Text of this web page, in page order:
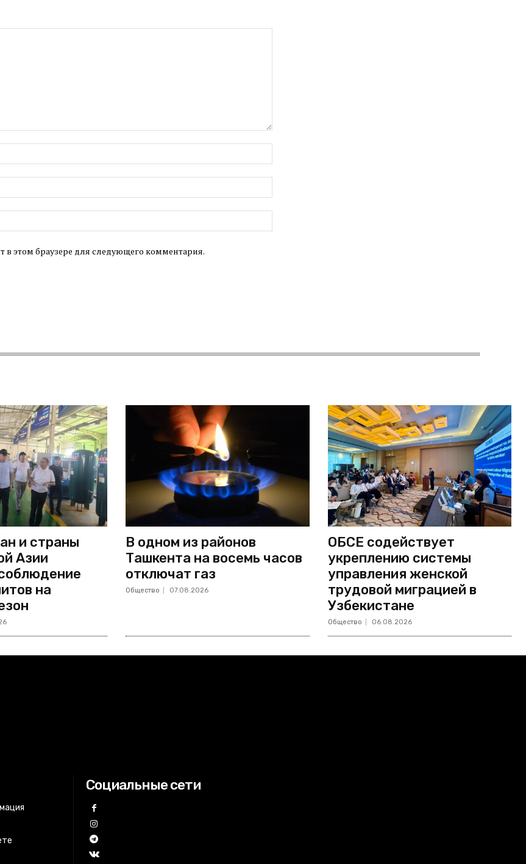
почта:*
Сайт:
в этом браузере для следующего комментария.
и страны
Азии
на
В одном из районов
Ташкента на восемь часов
отключат газ
Общество 07.08.2026
ОБСЕ содействует
укреплению системы
управления женской
трудовой миграцией в
Узбекистане
Общество 06.08.2026
Социальные сети